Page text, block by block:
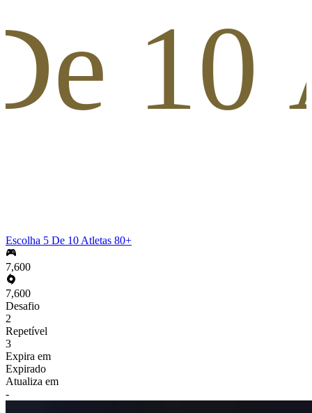
10
Escolha 5 De 10 Atletas 80+
7,600
7,600
Desafio
2
Repetível
3
Expira em
Expirado
Atualiza em
-